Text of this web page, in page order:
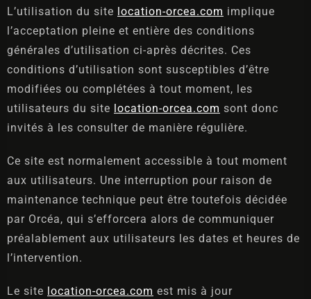
L’utilisation du site location-orcea.com implique
l’acceptation pleine et entière des conditions
générales d’utilisation ci-après décrites. Ces
conditions d’utilisation sont susceptibles d’être
modifiées ou complétées à tout moment, les
utilisateurs du site location-orcea.com sont donc
invités à les consulter de manière régulière.
Ce site est normalement accessible à tout moment
aux utilisateurs. Une interruption pour raison de
maintenance technique peut être toutefois décidée
par Orcéa, qui s’efforcera alors de communiquer
préalablement aux utilisateurs les dates et heures de
l’intervention.
Le site location-orcea.com est mis à jour